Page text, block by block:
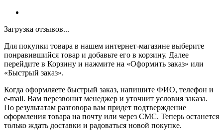
Загрузка отзывов...
Для покупки товара в нашем интернет-магазине выберите
понравившийся товар и добавьте его в корзину. Далее
перейдите в Корзину и нажмите на «Оформить заказ» или
«Быстрый заказ».
Когда оформляете быстрый заказ, напишите ФИО, телефон и
e-mail. Вам перезвонит менеджер и уточнит условия заказа.
По результатам разговора вам придет подтверждение
оформления товара на почту или через СМС. Теперь останется
только ждать доставки и радоваться новой покупке.